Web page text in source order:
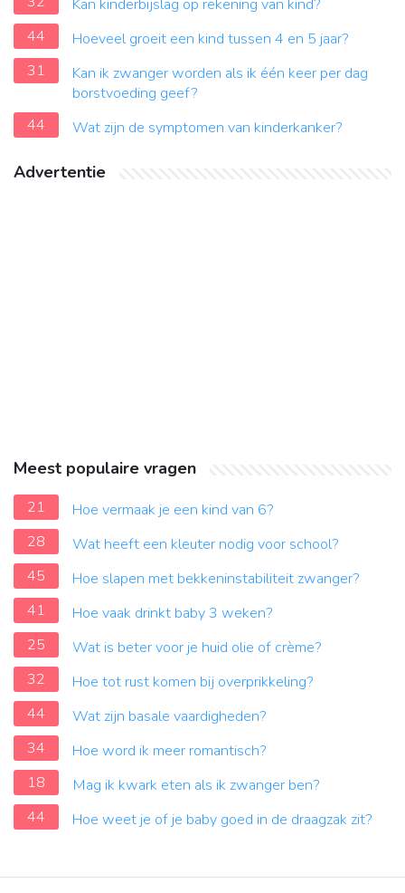
Kan kinderbijslag op rekening van kind?
44
Hoeveel groeit een kind tussen 4 en 5 jaar?
31
Kan ik zwanger worden als ik één keer per dag
borstvoeding geef?
44
Wat zijn de symptomen van kinderkanker?
Advertentie
Meest populaire vragen
21
Hoe vermaak je een kind van 6?
28
Wat heeft een kleuter nodig voor school?
45
Hoe slapen met bekkeninstabiliteit zwanger?
41
Hoe vaak drinkt baby 3 weken?
25
Wat is beter voor je huid olie of crème?
32
Hoe tot rust komen bij overprikkeling?
44
Wat zijn basale vaardigheden?
34
Hoe word ik meer romantisch?
18
Mag ik kwark eten als ik zwanger ben?
44
Hoe weet je of je baby goed in de draagzak zit?